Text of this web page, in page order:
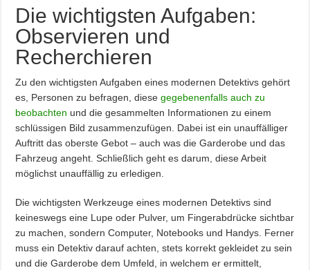
Die wichtigsten Aufgaben:
Observieren und
Recherchieren
Zu den wichtigsten Aufgaben eines modernen Detektivs gehört
es, Personen zu befragen, diesegegebenenfalls auch zu
beobachten und die gesammelten Informationen zu einem
schlüssigen Bild zusammenzufügen. Dabei ist ein unauffälliger
Auftritt das oberste Gebot – auch was die Garderobe und das
Fahrzeug angeht. Schließlich geht es darum, diese Arbeit
möglichst unauffällig zu erledigen.
Die wichtigsten Werkzeuge eines modernen Detektivs sind
keineswegs eine Lupe oder Pulver, um Fingerabdrücke sichtbar
zu machen, sondern Computer, Notebooks und Handys. Ferner
muss ein Detektiv darauf achten, stets korrekt gekleidet zu sein
und die Garderobe dem Umfeld, in welchem er ermittelt,